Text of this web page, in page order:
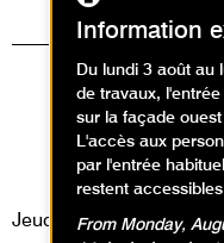
à la
du
Jeudi 25 novembre 2021
Information
Du lundi 3 août au
de travaux,
sur la façade
L'accès aux
par l'entrée
restent
From Monday,